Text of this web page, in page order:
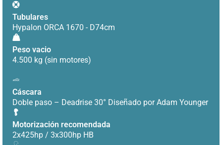
Tubulares
Hypalon ORCA 1670 - D74cm
Peso vacio
4.500 kg (sin motores)
Cáscara
Doble paso – Deadrise 30° Diseñado por Adam Younger
Motorización recomendada
2x425hp / 3x300hp HB